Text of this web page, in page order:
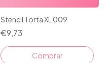
Stencil Torta XL 009
€9,73